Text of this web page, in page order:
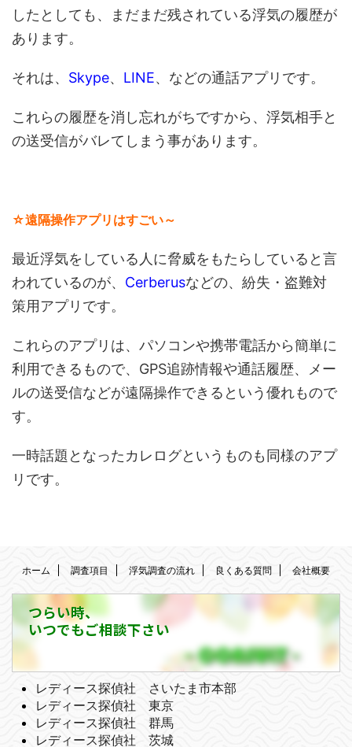
したとしても、まだまだ残されている浮気の履歴が
あります。
それは、 Skype、 LINE、などの通話アプリです。
これらの履歴を消し忘れがちですから、浮気相手と
の送受信がバレてしまう事があります。
☆遠隔操作アプリはすごい～
最近浮気をしている人に脅威をもたらしていると言
われているのが、 Cerberusなどの、紛失・盗難対
策用アプリです。
これらのアプリは、パソコンや携帯電話から簡単に
利用できるもので、GPS追跡情報や通話履歴、メー
ルの送受信などが遠隔操作できるという優れもので
す。
一時話題となったカレログというものも同様のアプ
リです。
ホーム 調査項目 浮気調査の流れ 良くある質問 会社概要
つらい時、
いつでもご相談下さい
レディース探偵社 さいたま市本部
レディース探偵社 東京
レディース探偵社 群馬
レディース探偵社 茨城